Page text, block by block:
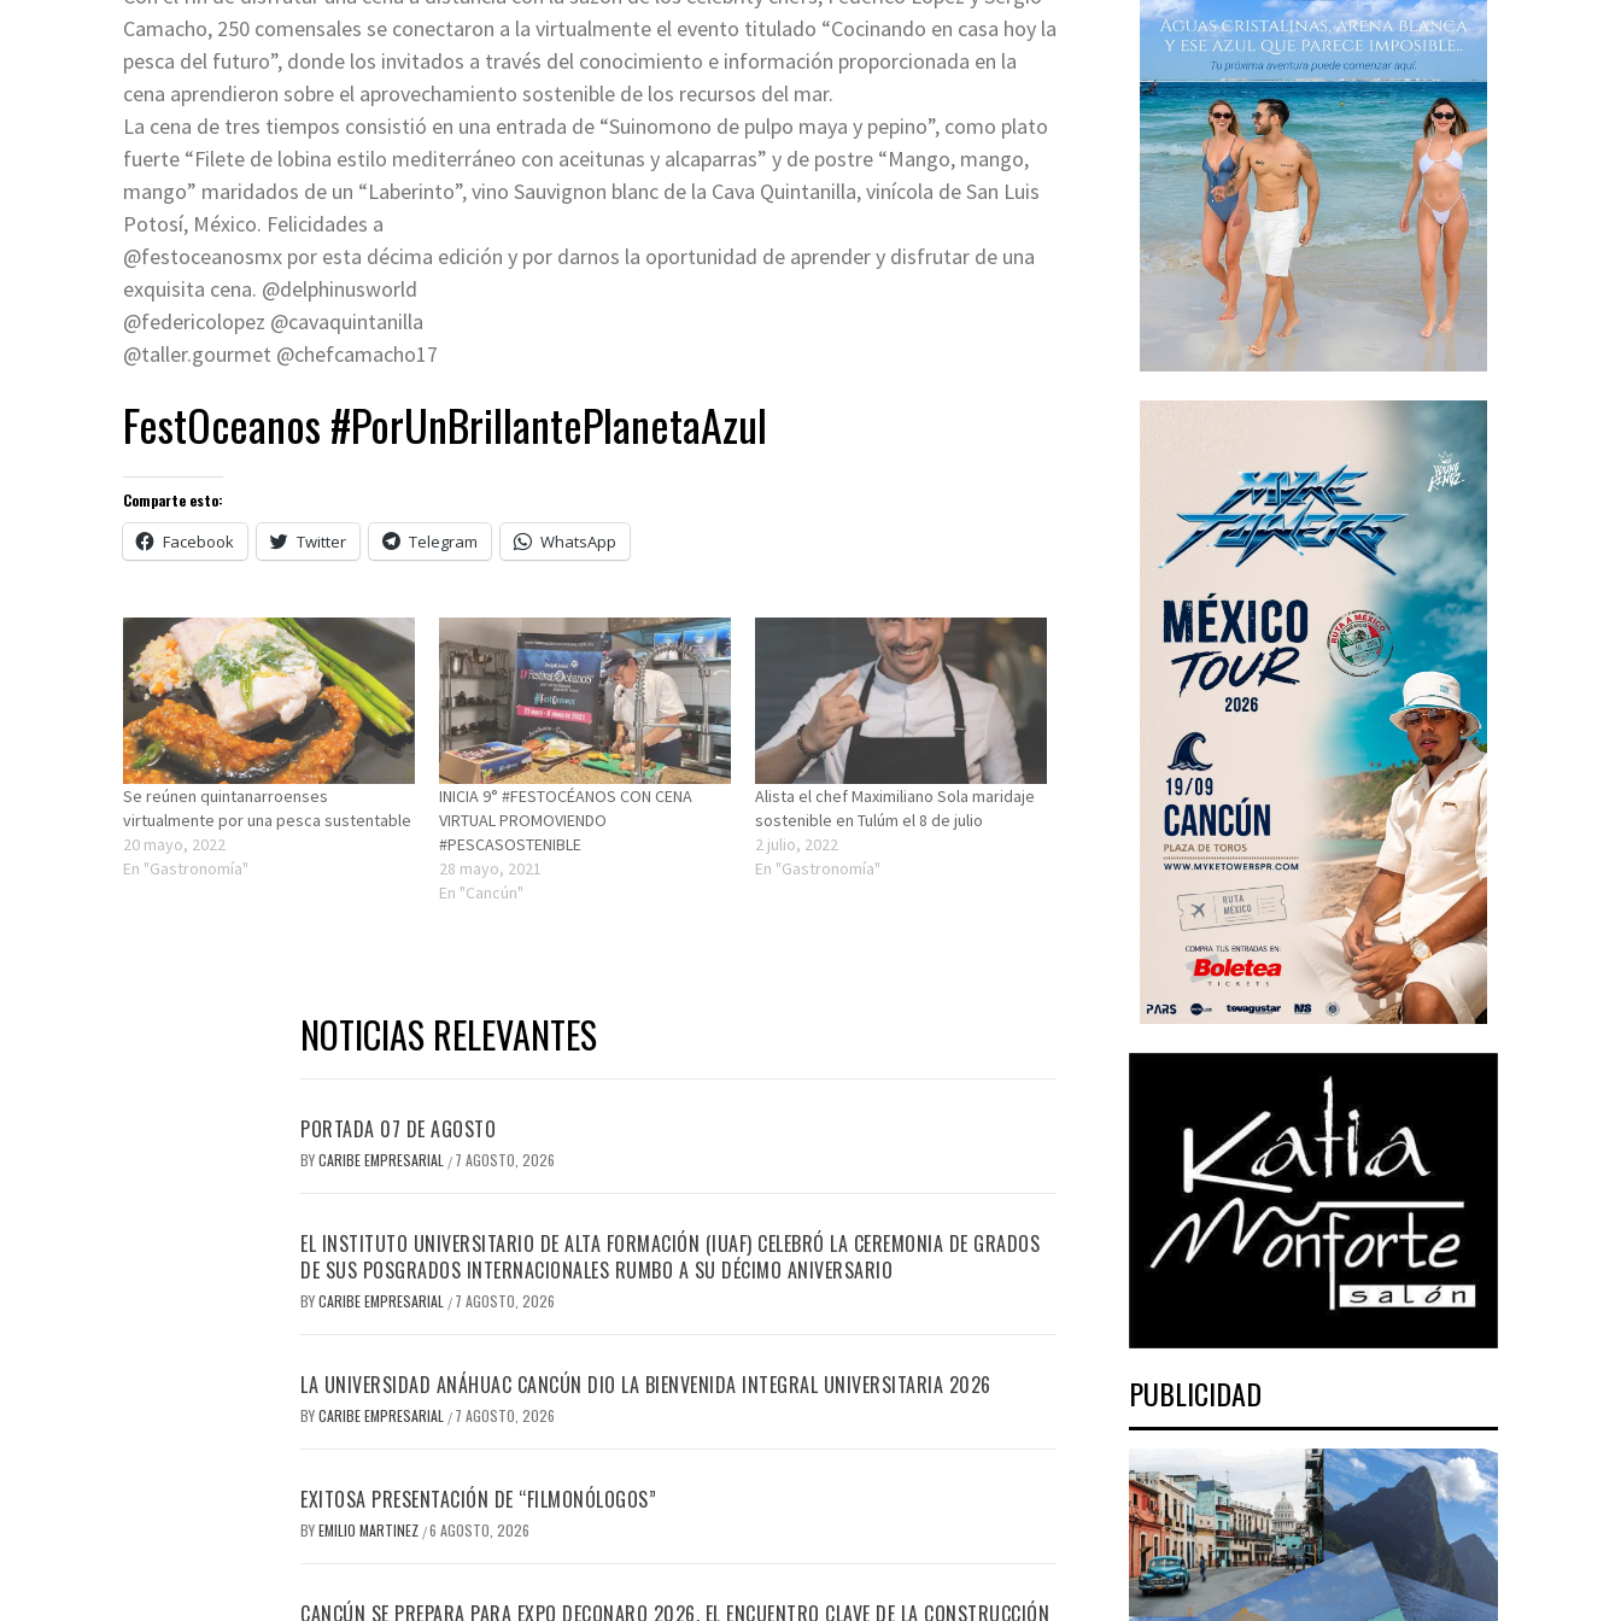
Camacho, 250 comensales se conectaron a la virtualmente el evento titulado “Cocinando en casa hoy la
pesca del futuro”, donde los invitados a través del conocimiento e información proporcionada en la
cena aprendieron sobre el aprovechamiento sostenible de los recursos del mar.
La cena de tres tiempos consistió en una entrada de “Suinomono de pulpo maya y pepino”, como plato
fuerte “Filete de lobina estilo mediterráneo con aceitunas y alcaparras” y de postre “Mango, mango,
mango” maridados de un “Laberinto”, vino Sauvignon blanc de la Cava Quintanilla, vinícola de San Luis
Potosí, México. Felicidades a
@festoceanosmx por esta décima edición y por darnos la oportunidad de aprender y disfrutar de una
exquisita cena. @delphinusworld
@federicolopez @cavaquintanilla
@taller.gourmet @chefcamacho17
FestOceanos #PorUnBrillantePlanetaAzul
Comparte esto:
Facebook Twitter Telegram WhatsApp
Se reúnen quintanarroenses
virtualmente por una pesca sustentable
20 mayo, 2022
En "Gastronomía"
INICIA 9° #FESTOCÉANOS CON CENA
VIRTUAL PROMOVIENDO
#PESCASOSTENIBLE
28 mayo, 2021
En "Cancún"
Alista el chef Maximiliano Sola maridaje
sostenible en Tulúm el 8 de julio
2 julio, 2022
En "Gastronomía"
NOTICIAS RELEVANTES
PORTADA 07 DE AGOSTO
BYCARIBE EMPRESARIAL / 7 AGOSTO, 2026
EL INSTITUTO UNIVERSITARIO DE ALTA FORMACIÓN (IUAF) CELEBRÓ LA CEREMONIA DE GRADOS
DE SUS POSGRADOS INTERNACIONALES RUMBO A SU DÉCIMO ANIVERSARIO
BYCARIBE EMPRESARIAL / 7 AGOSTO, 2026
LA UNIVERSIDAD ANÁHUAC CANCÚN DIO LA BIENVENIDA INTEGRAL UNIVERSITARIA 2026
BYCARIBE EMPRESARIAL / 7 AGOSTO, 2026
EXITOSA PRESENTACIÓN DE “FILMONÓLOGOS”
BYEMILIO MARTINEZ /6 AGOSTO, 2026
CANCÚN SE PREPARA PARA EXPO DECONARQ 2026, EL ENCUENTRO CLAVE DE LA CONSTRUCCIÓN
PUBLICIDAD